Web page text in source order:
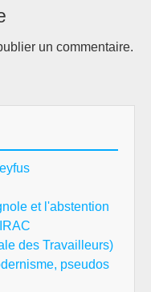
un commentaire.
et l'abstention
des Travailleurs)
pseudos